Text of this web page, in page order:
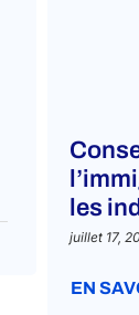
les
juillet 17,
EN